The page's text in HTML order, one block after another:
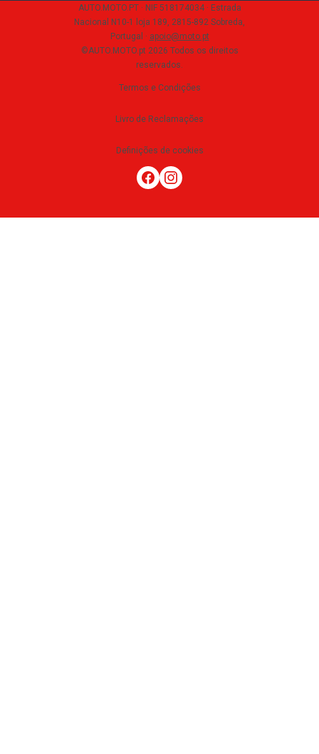
AUTO.MOTO.PT · NIF 518174034 · Estrada
Nacional N10-1 loja 189, 2815-892 Sobreda,
Portugal · apoio@moto.pt
©AUTO.MOTO.pt 2026 Todos os direitos
reservados.
Termos e Condições
Livro de Reclamações
Definições de cookies